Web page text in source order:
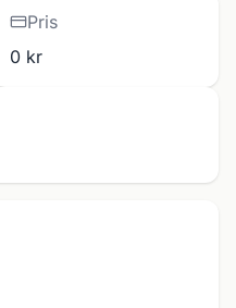
Pris
0 kr